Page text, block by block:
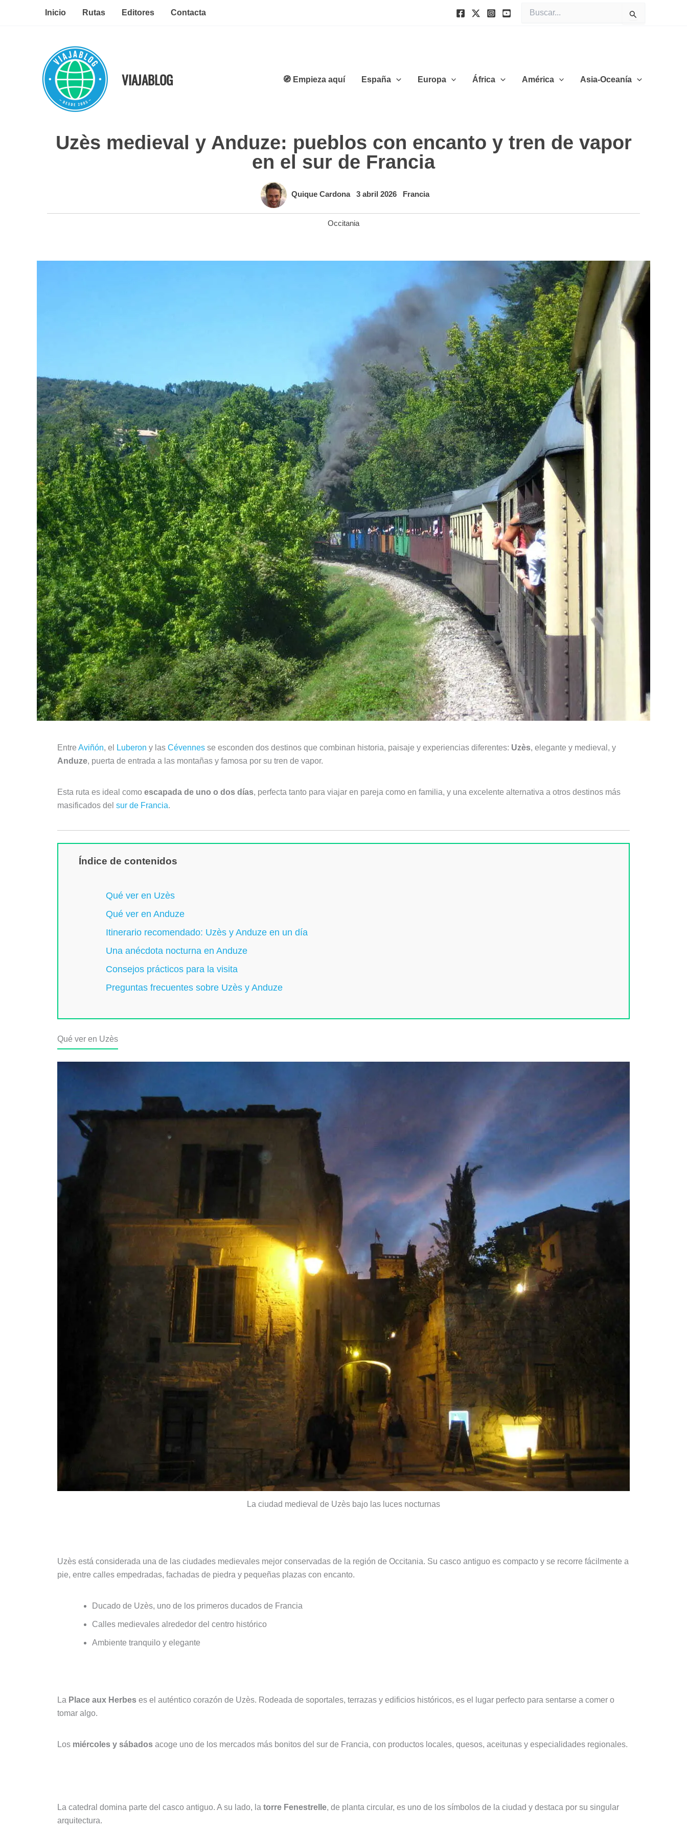
Inicio Rutas Editores Contacta
por:
VIAJABLOG 🧭 Empieza aquí España Europa África América Asia-Oceanía
Uzès medieval y Anduze: pueblos con encanto y tren de vapor
en el sur de Francia
Quique Cardona 3 abril 2026 Francia
Occitania
Entre Aviñón, el Luberon y las Cévennes se esconden dos destinos que combinan historia, paisaje y experiencias diferentes: Uzès, elegante y medieval, y
Anduze, puerta de entrada a las montañas y famosa por su tren de vapor.
Esta ruta es ideal como escapada de uno o dos días, perfecta tanto para viajar en pareja como en familia, y una excelente alternativa a otros destinos más
masificados del sur de Francia.
Índice de contenidos
Qué ver en Uzès
Qué ver en Anduze
Itinerario recomendado: Uzès y Anduze en un día
Una anécdota nocturna en Anduze
Consejos prácticos para la visita
Preguntas frecuentes sobre Uzès y Anduze
Qué ver en Uzès
La ciudad medieval de Uzès bajo las luces nocturnas
Uzès está considerada una de las ciudades medievales mejor conservadas de la región de Occitania. Su casco antiguo es compacto y se recorre fácilmente a
pie, entre calles empedradas, fachadas de piedra y pequeñas plazas con encanto.
Ducado de Uzès, uno de los primeros ducados de Francia
Calles medievales alrededor del centro histórico
Ambiente tranquilo y elegante
La Place aux Herbes es el auténtico corazón de Uzès. Rodeada de soportales, terrazas y edificios históricos, es el lugar perfecto para sentarse a comer o
tomar algo.
Los miércoles y sábados acoge uno de los mercados más bonitos del sur de Francia, con productos locales, quesos, aceitunas y especialidades regionales.
La catedral domina parte del casco antiguo. A su lado, la torre Fenestrelle, de planta circular, es uno de los símbolos de la ciudad y destaca por su singular
arquitectura.